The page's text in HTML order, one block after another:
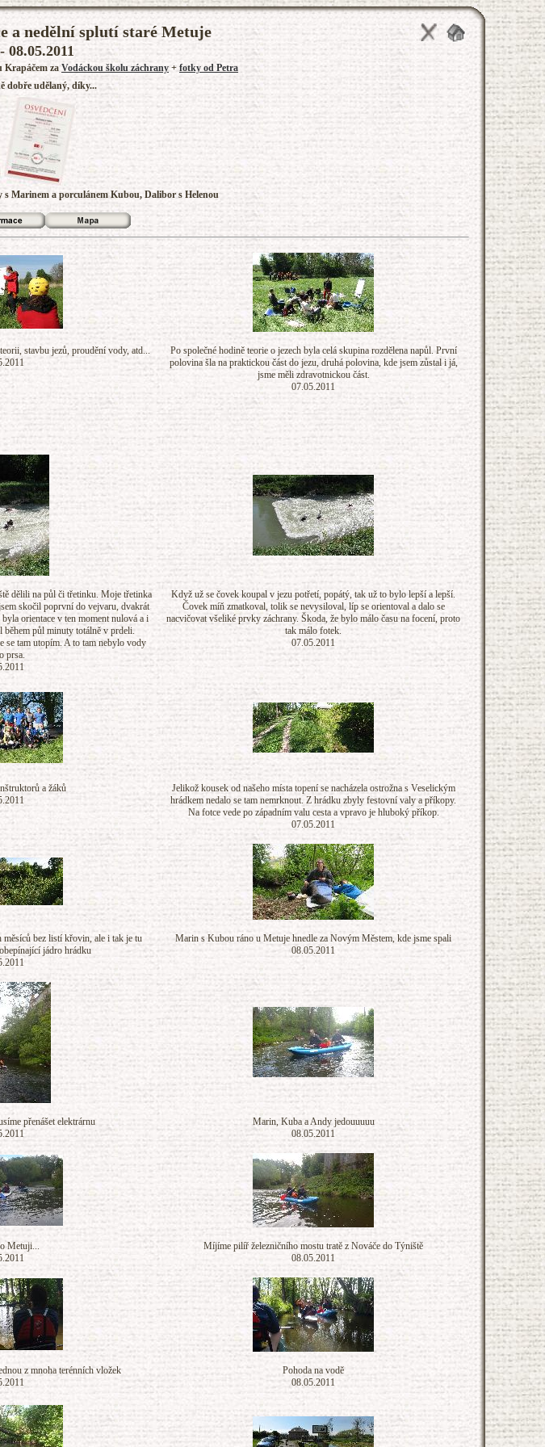
a nedělní splutí staré Metuje
08.05.2011
Krapáčem zaVodáckou školu záchrany+ fotky od Petra
dobře udělaný, díky...
Marinem a porculánem Kubou, Dalibor s Helenou
stavbu jezů, proudění vody, atd...
Po společné hodině teorie o jezech byla celá skupina rozdělena napůl. První
polovina šla na praktickou část do jezu, druhá polovina, kde jsem zůstal i já,
jsme měli zdravotnickou část.
07.05.2011
dělili na půl či třetinku. Moje třetinka
skočil poprvní do vejvaru, dvakrát
orientace v ten moment nulová a i
půl minuty totálně v prdeli.
tam utopím. A to tam nebylo vody
prsa.
Když už se čovek koupal v jezu potřetí, popátý, tak už to bylo lepší a lepší.
Čovek míň zmatkoval, tolik se nevysiloval, líp se orientoval a dalo se
nacvičovat všeliké prvky záchrany. Škoda, že bylo málo času na focení, proto
tak málo fotek.
07.05.2011
a žáků
Jelikož kousek od našeho místa topení se nacházela ostrožna s Veselickým
hrádkem nedalo se tam nemrknout. Z hrádku zbyly festovní valy a příkopy.
Na fotce vede po západním valu cesta a vpravo je hluboký příkop.
07.05.2011
bez listí křovin, ale i tak je tu
jádro hrádku
Marin s Kubou ráno u Metuje hnedle za Novým Městem, kde jsme spali
08.05.2011
přenášet elektrárnu
Marin, Kuba a Andy jedouuuuu
08.05.2011
Metuji...
Míjíme pilíř železničního mostu tratě z Nováče do Týniště
08.05.2011
z mnoha terénních vložek
Pohoda na vodě
08.05.2011